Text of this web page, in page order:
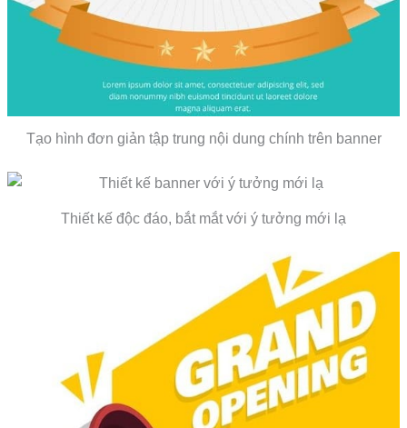
Tạo hình đơn giản tập trung nội dung chính trên banner
Thiết kế độc đáo, bắt mắt với ý tưởng mới lạ